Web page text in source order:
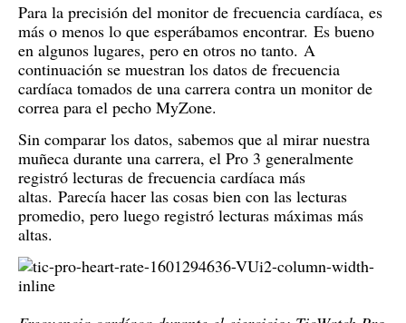
Para la precisión del monitor de frecuencia cardíaca, es
más o menos lo que esperábamos encontrar. Es bueno
en algunos lugares, pero en otros no tanto. A
continuación se muestran los datos de frecuencia
cardíaca tomados de una carrera contra un monitor de
correa para el pecho MyZone.
Sin comparar los datos, sabemos que al mirar nuestra
muñeca durante una carrera, el Pro 3 generalmente
registró lecturas de frecuencia cardíaca más
altas. Parecía hacer las cosas bien con las lecturas
promedio, pero luego registró lecturas máximas más
altas.